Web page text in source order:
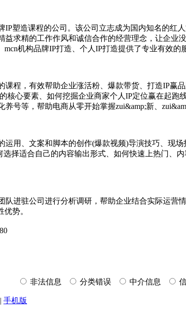
造课程的公司。该公司立志成为国内知名的红
求精的工作作风和诚信合作的经营理念，让企业
机构品牌IP打造、个人IP打造提供了专业有效的
，有效帮助企业涨活粉、爆款带货、打造IP赢品
核心要素、如何挖掘企业商家个人IP定位赢在起
号等，帮助电商从零开始掌握zui&amp;新、
、文案和脚本的创作(爆款视频)导演技巧、现
择适合自己的内容输出形式、如何快速上热门、
驻公司进行分析调研，帮助企业结合实际运营
势。
非法信息 分类错误 中介信息
| 手机版